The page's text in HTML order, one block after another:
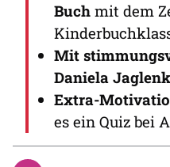
Buch mit dem
Mit
Daniela
Extra-
es ein Quiz bei